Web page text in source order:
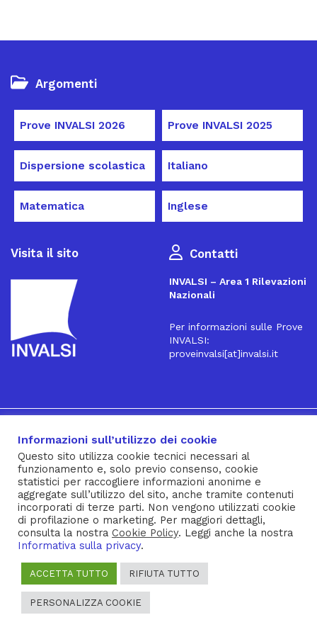
Argomenti
Prove INVALSI 2026 Prove INVALSI 2025
Dispersione scolastica Italiano
Matematica Inglese
Visita il sito Contatti
INVALSI – Area 1 Rilevazioni
Nazionali
Per informazioni sulle Prove
INVALSI:
proveinvalsi[at]invalsi.it
Iscriviti alla Newsletter
® INVALSI – Via Ippolito Nievo, 35 – 00153 ROMA – tel. 06
941851 – fax 06 94185215 – c.f. 92000450582
Privacy Policy– Cookie Policy –Note Legali–Social Media
Policy
Informazioni sull’utilizzo dei cookie
Questo sito utilizza cookie tecnici necessari al
funzionamento e, solo previo consenso, cookie
statistici per raccogliere informazioni anonime e
aggregate sull’utilizzo del sito, anche tramite contenuti
incorporati di terze parti. Non vengono utilizzati cookie
di profilazione o marketing. Per maggiori dettagli,
consulta la nostra Cookie Policy. Leggi anche la nostra
Informativa sulla privacy.
ACCETTA TUTTO RIFIUTA TUTTO
PERSONALIZZA COOKIE